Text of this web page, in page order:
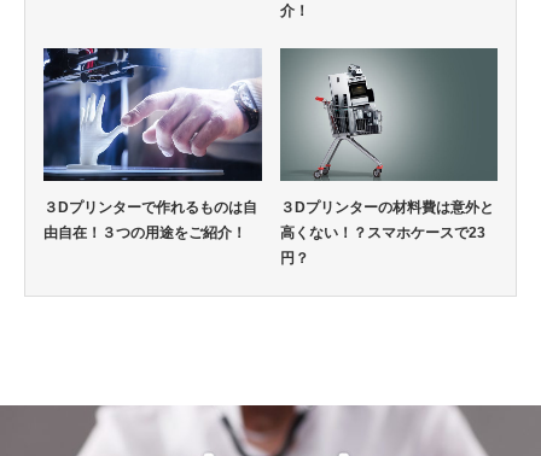
介！
３Dプリンターで作れるものは自
由自在！３つの用途をご紹介！
３Dプリンターの材料費は意外と
高くない！？スマホケースで23
円？